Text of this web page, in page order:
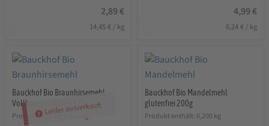
2,89 €
14,45 € / kg
4,99 €
6,24 €/ kg
Leider ausverkauft
Bauckhof Bio Braunhirsemehl
Vollkorn glutenfrei 425g
Produkt enthält: 0,425 kg
Bauckhof Bio Mandelmehl
glutenfrei 200g
Produkt enthält: 0,200 kg